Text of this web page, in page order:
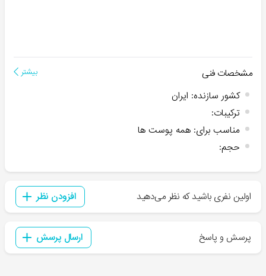
مشخصات فنی بیشتر
کشور سازنده: ایران
ترکیبات:
مناسب برای: همه پوست ها
حجم:
اولین نفری باشید که نظر می‌دهید افزودن نظر
پرسش و پاسخ ارسال پرسش